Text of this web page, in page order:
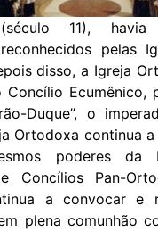
(século 11),
pelas
disso, a Igreja
Concílio Ecumênico,
Duque”, o
Ortodoxa continua
poderes da
Concílios Pan-
a convocar e
plena comunhão